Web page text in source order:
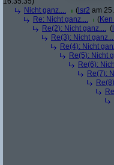
Nicht ganz....
( lsr2 am
Re: Nicht ganz....
(
Re(2): Nicht ganz.... (
Re(3): Nicht ganz....
Re(4): Nicht
Re(5): Nicht
Re(6):
Re(7):